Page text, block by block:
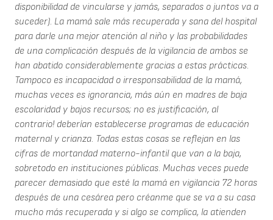
disponibilidad de vincularse y jamás, separados o juntos va a
suceder). La mamá sale más recuperada y sana del hospital
para darle una mejor atención al niño y las probabilidades
de una complicación después de la vigilancia de ambos se
han abatido considerablemente gracias a estas prácticas.
Tampoco es incapacidad o irresponsabilidad de la mamá,
muchas veces es ignorancia, más aún en madres de baja
escolaridad y bajos recursos; no es justificación, al
contrario! deberían establecerse programas de educación
maternal y crianza. Todas estas cosas se reflejan en las
cifras de mortandad materno-infantil que van a la baja,
sobretodo en instituciones públicas. Muchas veces puede
parecer demasiado que esté la mamá en vigilancia 72 horas
después de una cesárea pero créanme que se va a su casa
mucho más recuperada y si algo se complica, la atienden